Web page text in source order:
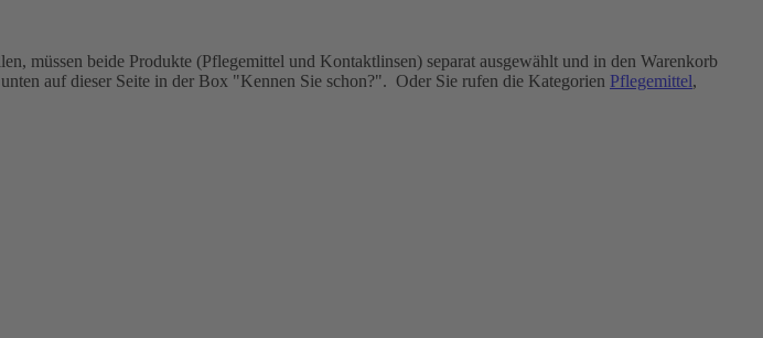
müssen beide Produkte (Pflegemittel und Kontaktlinsen) separat ausgewählt und in den Warenkorb
auf dieser Seite in der Box "Kennen Sie schon?". Oder Sie rufen die Kategorien Pflegemittel,